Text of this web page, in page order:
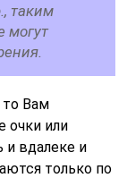
таким
могут
то Вам
очки или
и вдалеке и
только по